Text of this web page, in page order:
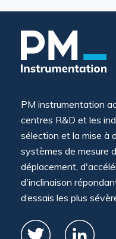
PM instrumentation
centres R&D et les
sélection et la mise à
systèmes de mesure
déplacement,
d'inclinaison
d’essais les plus